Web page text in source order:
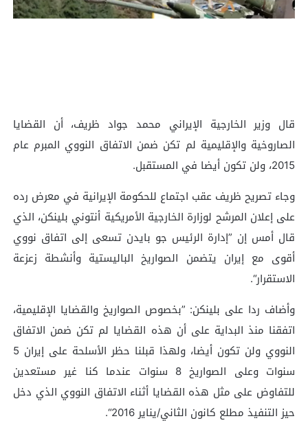
قال وزير الخارجية الإيراني محمد جواد ظريف، أن القضايا
الصاروخية والإقليمية لم تكن ضمن الاتفاق النووي المبرم عام
2015، ولن تكون أيضا في المستقبل.
وجاء تصريح ظريف عقب اجتماع للحكومة الإيرانية في معرض رده
على إعلان المرشح لوزارة الخارجية الأمريكية أنتوني بلينكن، الذي
قال أمس إن ”إدارة الرئيس جو بايدن تسعى إلى اتفاق نووي
أقوى مع إيران يتضمن الصواريخ الباليستية وأنشطة زعزعة
الاستقرار“.
وأضاف ردا على بلينكن: ”بخصوص الصواريخ والقضايا الإقليمية،
اتفقنا منذ البداية على أن هذه القضايا لم تكن ضمن الاتفاق
النووي ولن تكون أيضا، ولهذا قبلنا حظر الأسلحة على إيران 5
سنوات وعلى الصواريخ 8 سنوات عندما كنا غير مستعدين
للتفاوض على مثل هذه القضايا أثناء الاتفاق النووي الذي دخل
حيز التنفيذ مطلع كانون الثاني/يناير 2016“.